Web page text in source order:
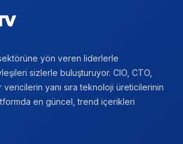
yön veren liderlerle
sizlerle buluşturuyor. CIO, CTO,
yanı sıra teknoloji üreticilerinin
en güncel, trend içerikleri